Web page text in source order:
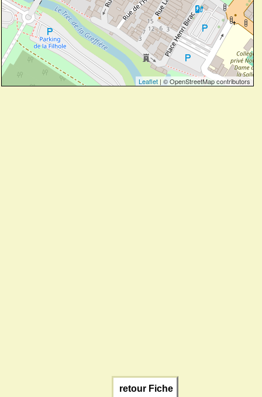
Leaflet | © OpenStreetMap contributors
retour Fiche